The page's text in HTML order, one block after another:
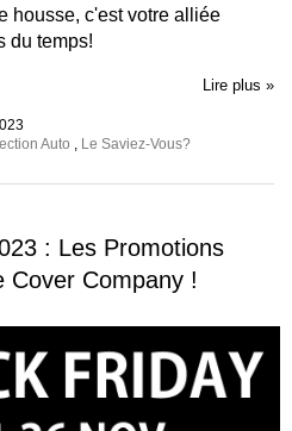
housse, c'est votre alliée
du temps!
Lire plus »
Auto , Le Saviez-Vous?
: Les Promotions
Cover Company !